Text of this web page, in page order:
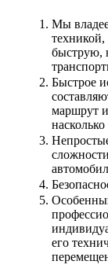
Мы
техникой,
быструю,
Быстрое
маршрут и
его